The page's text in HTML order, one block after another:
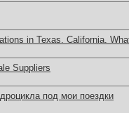
in Texas. California.
Suppliers
под мои поездки